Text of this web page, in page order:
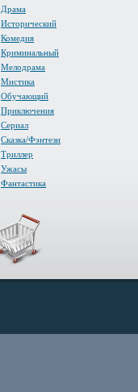
Драма
Исторический
Комедия
Криминальный
Мелодрама
Мистика
Обучающий
Приключения
Сериал
Сказка/Фэнтези
Триллер
Ужасы
Фантастика